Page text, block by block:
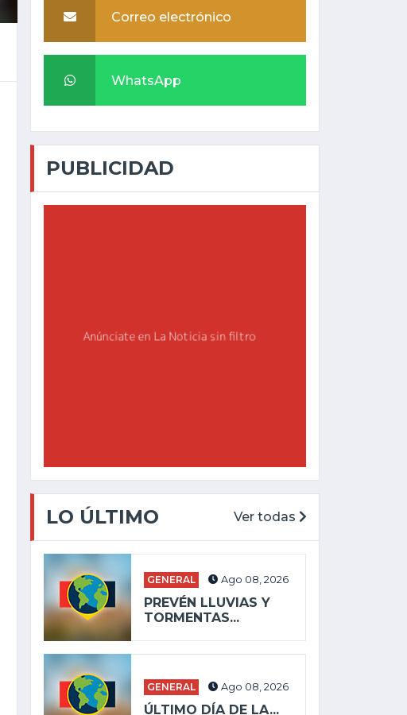
Correo electrónico
WhatsApp
PUBLICIDAD
LO ÚLTIMO Ver todas
GENERAL Ago 08, 2026
PREVÉN LLUVIAS Y
TORMENTAS...
GENERAL Ago 08, 2026
ÚLTIMO DÍA DE LA...